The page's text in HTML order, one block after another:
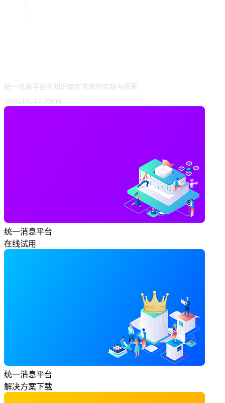
统一信息平台与知识库在青海的实践与探索
2026-05-14 20:08
统一消息平台
在线试用
统一消息平台
解决方案下载